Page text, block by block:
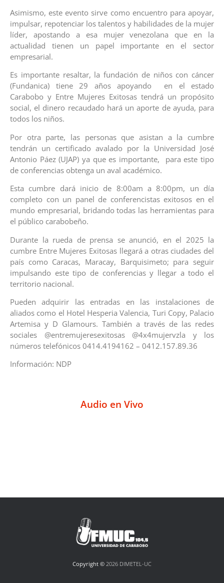
Asimismo, este evento sirve como encuentro para apoyar,
impulsar, repotenciar los talentos y habilidades de la mujer
líder, apostando a esa mujer venezolana que en la
actualidad tienen un papel importante en el sector
empresarial.
Es importante resaltar, la fundación de niños con cáncer
(Fundanica) tiene 29 años apoyando en el estado
Carabobo y Entre Mujeres Exitosas tendrá un propósito
social, el dinero recaudado hará un aporte de ayuda, para
todos los niños.
Por otra parte, las personas que asistan a la cumbre
tendrán un certificado avalado por la Universidad José
Antonio Páez (UJAP) ya que es importante, para este tipo
de conferencias obtenga un aval académico.
Esta cumbre dará inicio de 8:00am a 8:00pm, un día
completo con un panel de conferencistas exitosos en el
mundo empresarial, bridando todas las herramientas para
el público carabobeño.
Durante la rueda de prensa se anunció, en el 2025 la
cumbre Entre Mujeres Exitosas llegará a otras ciudades del
país como Caracas, Maracay, Barquisimeto; para seguir
impulsando este tipo de conferencias y llegar a todo el
territorio nacional.
Pueden adquirir las entradas en las instalaciones de
aliados como el Hotel Hesperia Valencia, Turi Copy, Palacio
Artemisa y D Glamours. También a través de las redes
sociales @entremujeresexitosas @4x4mujervzla y los
números telefónicos 0414.4194162 – 0412.157.89.36
Información: NDP
Audio en Vivo
Copyright © 2026 DIMETEL-UC